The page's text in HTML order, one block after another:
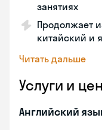
занятиях
Продолжает
китайский и
Читать дальше
Услуги и
Английский